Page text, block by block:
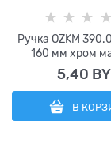
Ручка OZKM
160 мм хром
5,40
В